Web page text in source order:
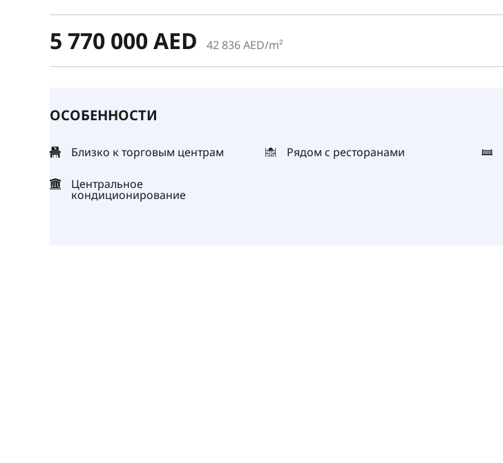
5 770 000 AED 42 836 AED/m²
ОСОБЕННОСТИ
Близко к торговым центрам Рядом с ресторанами
Центральное
кондиционирование